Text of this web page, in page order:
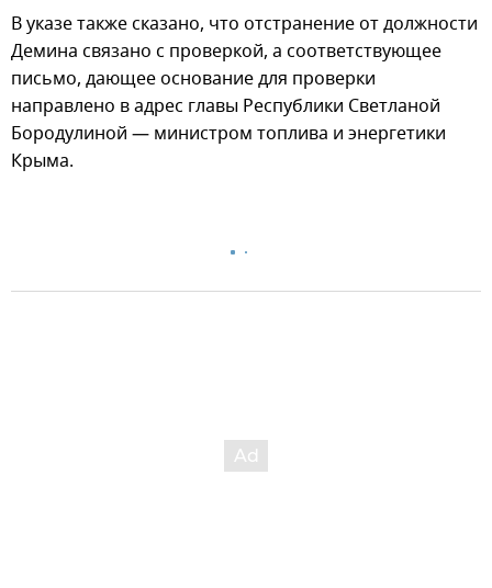
В указе также сказано, что отстранение от должности
Демина связано с проверкой, а соответствующее
письмо, дающее основание для проверки
направлено в адрес главы Республики Светланой
Бородулиной — министром топлива и энергетики
Крыма.